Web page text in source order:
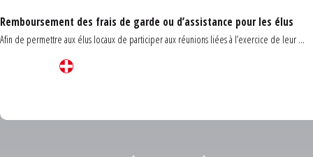
Remboursement des frais de garde ou d’assistance pour les élus
Afin de permettre aux élus locaux de participer aux réunions liées à l’exercice de leur ...